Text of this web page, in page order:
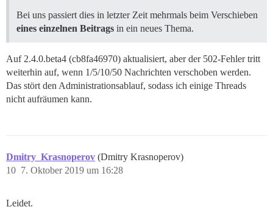
Bei uns passiert dies in letzter Zeit mehrmals beim Verschieben
eines einzelnen Beitrags in ein neues Thema.
Auf 2.4.0.beta4 (cb8fa46970) aktualisiert, aber der 502-Fehler tritt
weiterhin auf, wenn 1/5/10/50 Nachrichten verschoben werden.
Das stört den Administrationsablauf, sodass ich einige Threads
nicht aufräumen kann.
Dmitry_Krasnoperov (Dmitry Krasnoperov)
7. Oktober 2019 um 16:28
10
Leidet.